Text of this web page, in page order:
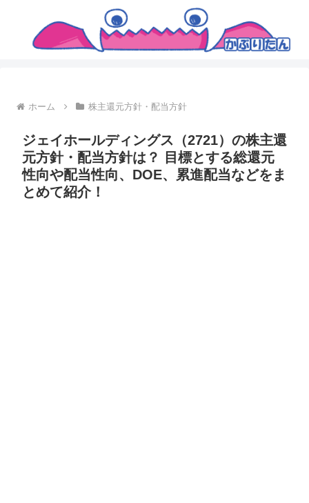
ホーム 株主還元方針・配当方針
ジェイホールディングス（2721）の株主還
元方針・配当方針は？ 目標とする総還元
性向や配当性向、DOE、累進配当などをま
とめて紹介！